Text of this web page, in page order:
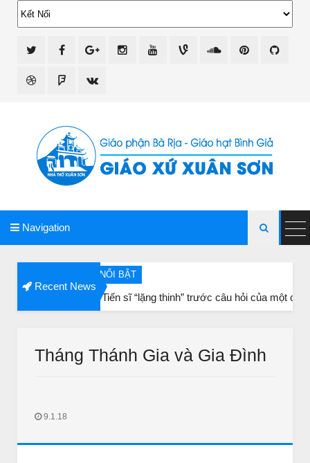
Navigation 
Recent News
Ba vị Tiến sĩ “lặng thinh” trước câu hỏi của một cụ bà
Suy Niệm Lời Chúa thứ Hai đến thư Bảy Tuần 21 Thường Niên
Tháng Thánh Gia và Gia Đình
9.1.18